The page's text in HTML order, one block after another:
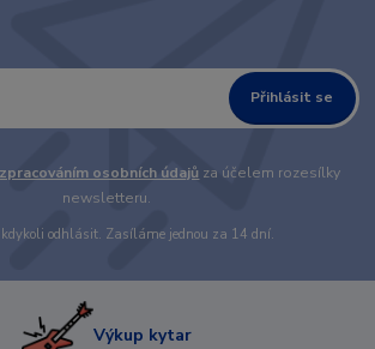
Přihlásit se
zpracováním osobních údajů za účelem rozesílky
newsletteru.
kdykoli odhlásit. Zasíláme jednou za 14 dní.
Výkup kytar